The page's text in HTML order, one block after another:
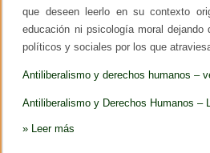
o
que deseen leerlo en su contexto
educación ni psicología moral dejando
políticos y sociales por los que
Antiliberalismo y derechos humanos –
Antiliberalismo y Derechos Humanos –
» Leer más